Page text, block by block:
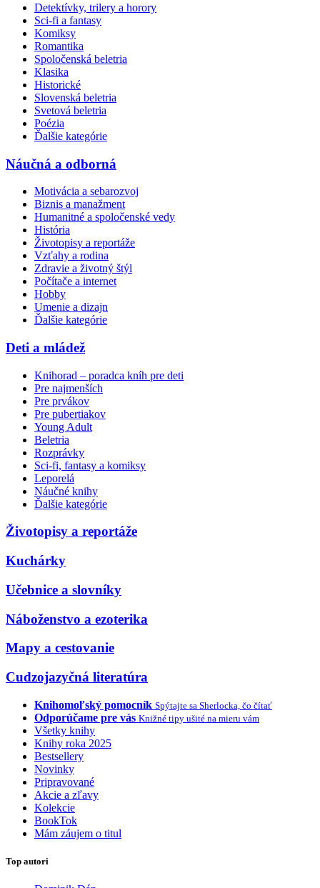
Detektívky, trilery a horory
Sci-fi a fantasy
Komiksy
Romantika
Spoločenská beletria
Klasika
Historické
Slovenská beletria
Svetová beletria
Poézia
Ďalšie kategórie
Náučná a odborná
Motivácia a sebarozvoj
Biznis a manažment
Humanitné a spoločenské vedy
História
Životopisy a reportáže
Vzťahy a rodina
Zdravie a životný štýl
Počítače a internet
Hobby
Umenie a dizajn
Ďalšie kategórie
Deti a mládež
Knihorad – poradca kníh pre deti
Pre najmenších
Pre prvákov
Pre pubertiakov
Young Adult
Beletria
Rozprávky
Sci-fi, fantasy a komiksy
Leporelá
Náučné knihy
Ďalšie kategórie
Životopisy a reportáže
Kuchárky
Učebnice a slovníky
Náboženstvo a ezoterika
Mapy a cestovanie
Cudzojazyčná literatúra
Knihomoľský pomocník Spýtajte sa Sherlocka, čo čítať
Odporúčame pre vás Knižné tipy ušité na mieru vám
Všetky knihy
Knihy roka 2025
Bestsellery
Novinky
Pripravované
Akcie a zľavy
Kolekcie
BookTok
Mám záujem o titul
Top autori